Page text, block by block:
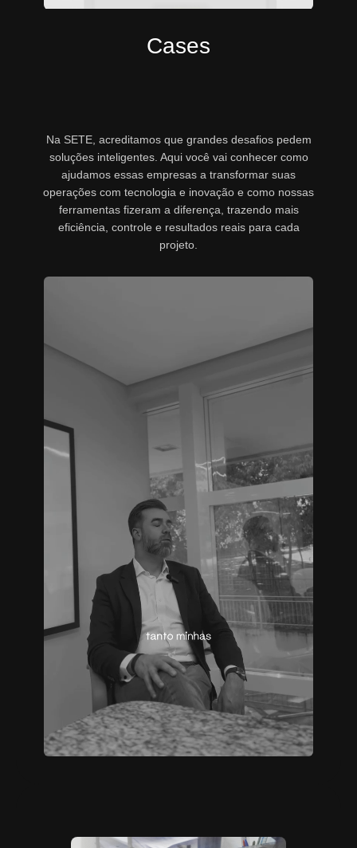
Cases
Na SETE, acreditamos que grandes desafios pedem
soluções inteligentes. Aqui você vai conhecer como
ajudamos essas empresas a transformar suas
operações com tecnologia e inovação e como nossas
ferramentas fizeram a diferença, trazendo mais
eficiência, controle e resultados reais para cada
projeto.